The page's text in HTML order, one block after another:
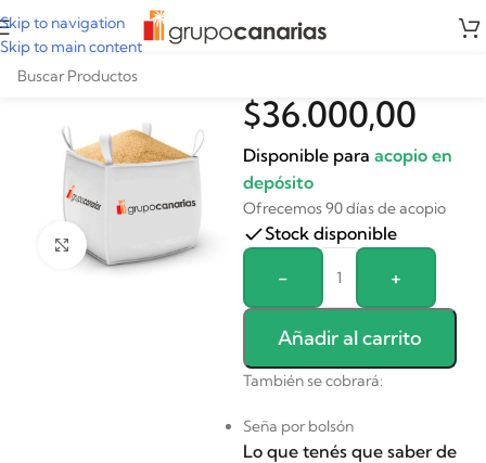
Skip to navigation
Skip to main content
Bolsón de arena
Clickee para agrandar
$36.000,00
Disponible para acopio en
depósito
Ofrecemos 90 días de acopio
Stock disponible
- +
Añadir al carrito
También se cobrará:
Seña por bolsón
Alternative:
Lo que tenés que saber de